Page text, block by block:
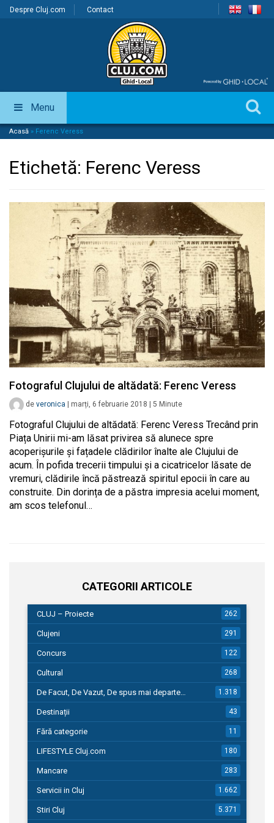
Despre Cluj.com Contact
Menu
Acasă » Ferenc Veress
Etichetă: Ferenc Veress
Fotograful Clujului de altădată: Ferenc Veress
de veronica marți, 6 februarie 2018 5 Minute
Fotograful Clujului de altădată: Ferenc Veress Trecând prin
Piața Unirii mi-am lăsat privirea să alunece spre
acoperișurile și fațadele clădirilor înalte ale Clujului de
acum. În pofida trecerii timpului și a cicatricelor lăsate de
vremuri, clădirile încă păstrează spiritul epocii în care au
construite. Din dorința de a păstra impresia acelui moment,
am scos telefonul…
CATEGORII ARTICOLE
CLUJ – Proiecte 262
Clujeni 291
Concurs 122
Cultural 268
De Facut, De Vazut, De spus mai departe… 1.318
Destinații 43
Fără categorie 11
LIFESTYLE Cluj.com 180
Mancare 283
Servicii in Cluj 1.662
Stiri Cluj 5.371